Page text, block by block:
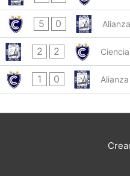
5 0
2 2
1 0